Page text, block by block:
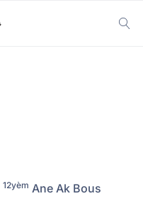
12yèm Ane Ak Bous